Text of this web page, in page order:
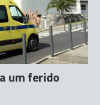
um ferido